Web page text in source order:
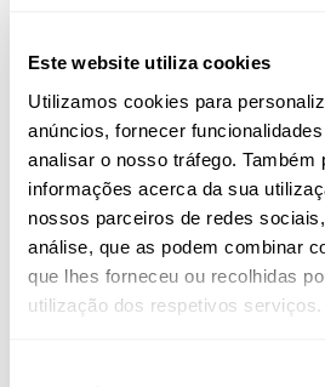
Este website utiliza cookies
Utilizamos cookies para
anúncios, fornecer
analisar o nosso tráfego. Também
informações acerca da sua
nossos parceiros de redes
análise, que as podem combinar
que lhes forneceu ou recolhidas
utilização dos respetivos serviços.
objetivo é fomentar a
pelo design e pela
programa, fundado por
apresentado no Lisbon, Law
recomendável a
conferência disponível no
Em síntese, observa-se que
jurídico transcende
de criatividade, aliadas à